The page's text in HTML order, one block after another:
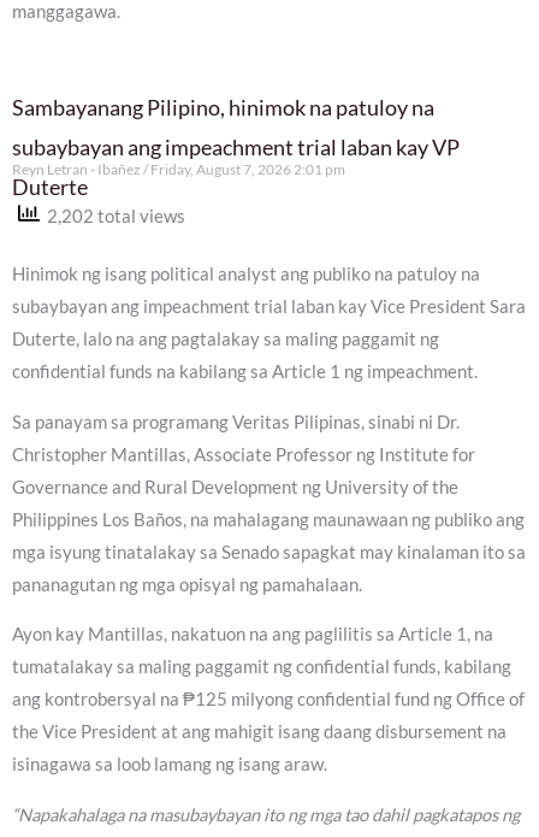
manggagawa.
Sambayanang Pilipino, hinimok na patuloy na
subaybayan ang impeachment trial laban kay VP
Duterte
Reyn Letran - Ibañez Friday, August 7, 2026 2:01 pm
2,202 total views
Hinimok ng isang political analyst ang publiko na patuloy na
subaybayan ang impeachment trial laban kay Vice President Sara
Duterte, lalo na ang pagtalakay sa maling paggamit ng
confidential funds na kabilang sa Article 1 ng impeachment.
Sa panayam sa programang Veritas Pilipinas, sinabi ni Dr.
Christopher Mantillas, Associate Professor ng Institute for
Governance and Rural Development ng University of the
Philippines Los Baños, na mahalagang maunawaan ng publiko ang
mga isyung tinatalakay sa Senado sapagkat may kinalaman ito sa
pananagutan ng mga opisyal ng pamahalaan.
Ayon kay Mantillas, nakatuon na ang paglilitis sa Article 1, na
tumatalakay sa maling paggamit ng confidential funds, kabilang
ang kontrobersyal na ₱125 milyong confidential fund ng Office of
the Vice President at ang mahigit isang daang disbursement na
isinagawa sa loob lamang ng isang araw.
“Napakahalaga na masubaybayan ito ng mga tao dahil pagkatapos ng